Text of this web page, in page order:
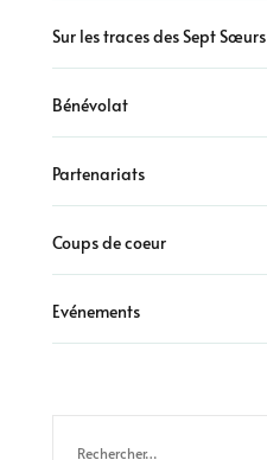
Sur les traces des Sept Sœurs
Bénévolat
Partenariats
Coups de coeur
Evénements